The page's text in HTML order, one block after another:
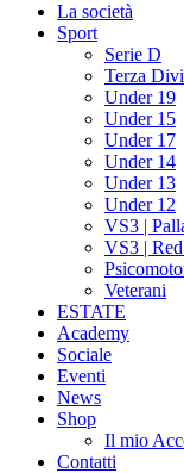
La società
Sport
Serie D
Terza
Under 19
Under 15
Under 17
Under 14
Under 13
Under 12
VS3 |
VS3 |
Veterani
ESTATE
Academy
Sociale
Eventi
News
Shop
Il mio
Contatti